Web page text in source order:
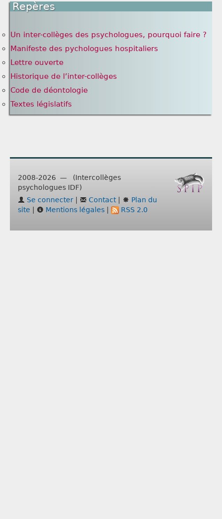
Repères
Un inter-collèges des psychologues, pourquoi faire ?
Manifeste des pychologues hospitaliers
Lettre ouverte
Historique de l’inter-collèges
Code de déontologie
Textes législatifs
2008-2026 — (Intercollèges
psychologues IDF)
Se connecter | Contact|
Plan du
site | Mentions légales | RSS 2.0